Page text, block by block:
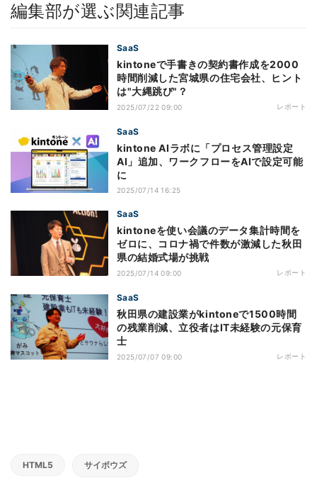
編集部が選ぶ関連記事
SaaS
kintoneで手書きの契約書作成を2000
時間削減した宮城県の住宅会社、ヒント
は"大縄跳び"？
2025/07/22 09:00 レポート
SaaS
kintone AIラボに「プロセス管理設定
AI」追加、ワークフローをAIで設定可能
に
2025/07/14 16:25
SaaS
kintoneを使い会議のデータ集計時間を
ゼロに、コロナ禍で件数が激減した秋田
県の結婚式場が挑戦
2025/07/14 09:00 レポート
SaaS
秋田県の建設業がkintoneで1500時間
の残業削減、立役者はIT未経験の元保育
士
2025/07/07 09:00 レポート
HTML5 サイボウズ